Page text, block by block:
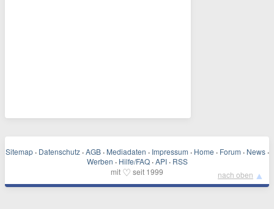
Sitemap · Datenschutz · AGB · Mediadaten · Impressum · Home · Forum · News ·
Werben · Hilfe/FAQ · API · RSS
mit ♡ seit 1999 nach oben ▲